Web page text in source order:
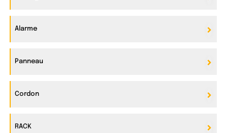
Alarme
Panneau
Cordon
RACK